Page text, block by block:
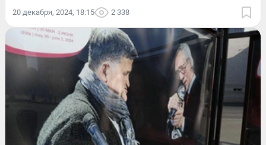
20 декабря, 2024, 18:15 2 338